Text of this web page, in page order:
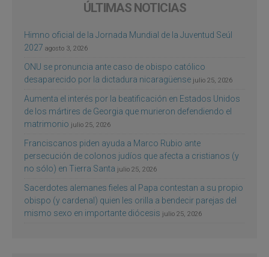
ÚLTIMAS NOTICIAS
Himno oficial de la Jornada Mundial de la Juventud Seúl
2027 agosto 3, 2026
ONU se pronuncia ante caso de obispo católico
desaparecido por la dictadura nicaragüense julio 25, 2026
Aumenta el interés por la beatificación en Estados Unidos
de los mártires de Georgia que murieron defendiendo el
matrimonio julio 25, 2026
Franciscanos piden ayuda a Marco Rubio ante
persecución de colonos judíos que afecta a cristianos (y
no sólo) en Tierra Santa julio 25, 2026
Sacerdotes alemanes fieles al Papa contestan a su propio
obispo (y cardenal) quien les orilla a bendecir parejas del
mismo sexo en importante diócesis julio 25, 2026